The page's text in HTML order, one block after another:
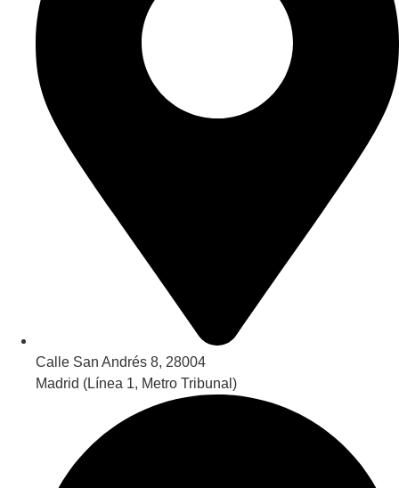
Calle San Andrés 8, 28004
Madrid (Línea 1, Metro Tribunal)